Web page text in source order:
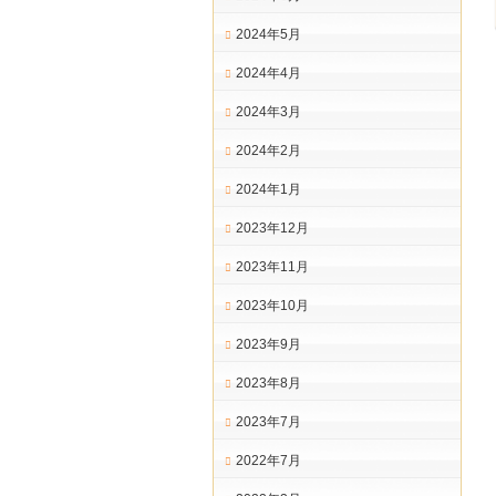
2024年5月
2024年4月
2024年3月
2024年2月
2024年1月
2023年12月
2023年11月
2023年10月
2023年9月
2023年8月
2023年7月
2022年7月